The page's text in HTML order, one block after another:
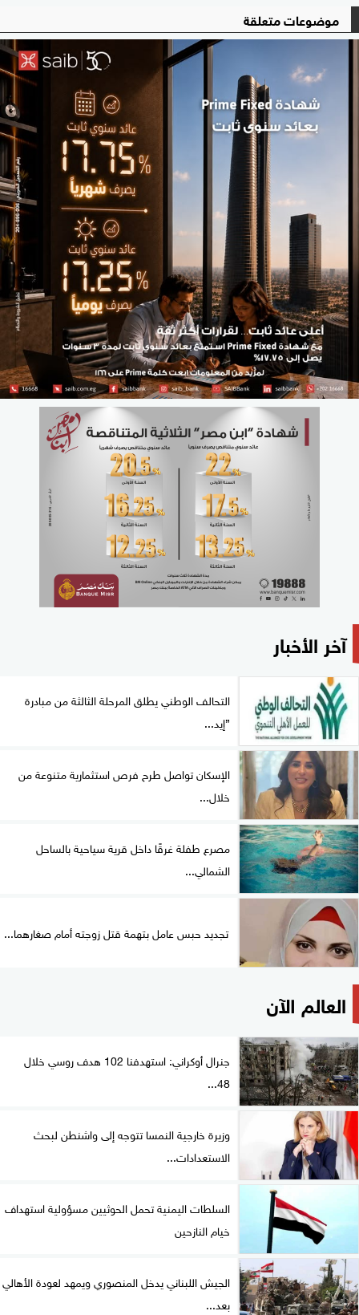
موضوعات متعلقة
آخر الأخبار
التحالف الوطني يطلق المرحلة الثالثة من مبادرة
”إيد...
الإسكان تواصل طرح فرص استثمارية متنوعة من
خلال...
مصرع طفلة غرقًا داخل قرية سياحية بالساحل
الشمالي...
تجديد حبس عامل بتهمة قتل زوجته أمام صغارهما...
العالم الآن
جنرال أوكراني: استهدفنا 102 هدف روسي خلال
48...
وزيرة خارجية النمسا تتوجه إلى واشنطن لبحث
الاستعدادات...
السلطات اليمنية تحمل الحوثيين مسؤولية استهداف
خيام النازحين
الجيش اللبناني يدخل المنصوري ويمهد لعودة الأهالي
بعد...